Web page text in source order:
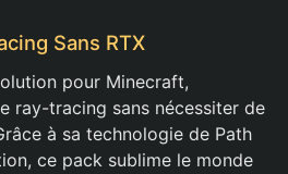
Sans RTX
pour Minecraft,
ray-tracing sans nécessiter de
à sa technologie de Path
ce pack sublime le monde